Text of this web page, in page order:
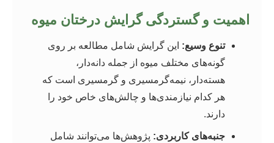
اهمیت و گستردگی گرایش درختان میوه
تنوع وسیع: این گرایش شامل مطالعه بر روی
گونه‌های مختلف میوه از جمله دانه‌دار،
هسته‌دار، نیمه‌گرمسیری و گرمسیری است که
هر کدام نیازمندی‌ها و چالش‌های خاص خود را
دارند.
جنبه‌های کاربردی: پژوهش‌ها می‌توانند شامل